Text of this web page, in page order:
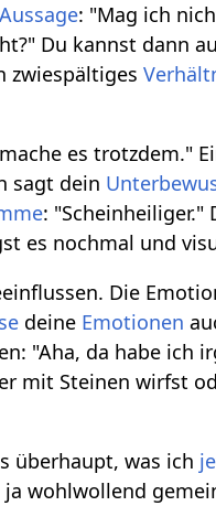
Aussage: "Mag ich
Du kannst dann
zwiespältiges
es trotzdem."
sagt dein
: "Scheinheiliger."
es nochmal und
Die
deine Emotionen
"Aha, da habe ich
mit Steinen wirfst
überhaupt, was ich
wohlwollend